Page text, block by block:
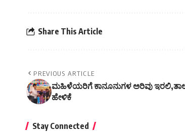
Share This Article
PREVIOUS ARTICLE
ಮಹಿಳೆಯರಿಗೆ ಕಾನೂನುಗಳ ಅರಿವು
ಹೇಳಿಕೆ
Stay Connected